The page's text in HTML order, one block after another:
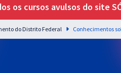
os cursos avulsos do site
do Distrito Federal